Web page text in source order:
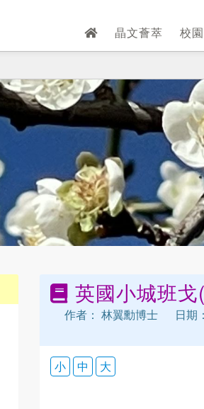
晶文薈萃 校
英國小城班
作者： 林翼勳博士 日期
小 中 大